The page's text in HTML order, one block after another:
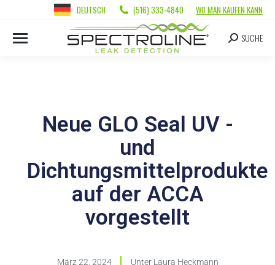
DEUTSCH (516) 333-4840 WO MAN KAUFEN KANN
SUCHE
Neue GLO Seal UV -
und
Dichtungsmittelprodukte
auf der ACCA
vorgestellt
März 22, 2024 UnterLaura Heckmann